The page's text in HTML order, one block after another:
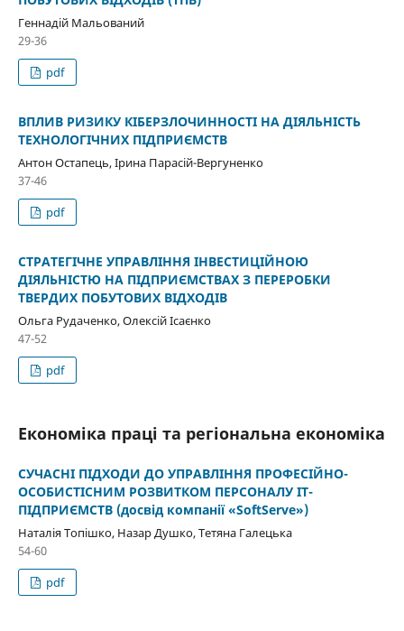
Геннадій Мальований
29-36
pdf
ВПЛИВ РИЗИКУ КІБЕРЗЛОЧИННОСТІ НА ДІЯЛЬНІСТЬ
ТЕХНОЛОГІЧНИХ ПІДПРИЄМСТВ
Антон Остапець, Ірина Парасій-Вергуненко
37-46
pdf
СТРАТЕГІЧНЕ УПРАВЛІННЯ ІНВЕСТИЦІЙНОЮ
ДІЯЛЬНІСТЮ НА ПІДПРИЄМСТВАХ З ПЕРЕРОБКИ
ТВЕРДИХ ПОБУТОВИХ ВІДХОДІВ
Ольга Рудаченко, Олексій Ісаєнко
47-52
pdf
Економіка праці та регіональна економіка
СУЧАСНІ ПІДХОДИ ДО УПРАВЛІННЯ ПРОФЕСІЙНО-
ОСОБИСТІСНИМ РОЗВИТКОМ ПЕРСОНАЛУ ІТ-
ПІДПРИЄМСТВ (досвід компанії «SoftServe»)
Наталія Топішко, Назар Душко, Тетяна Галецька
54-60
pdf